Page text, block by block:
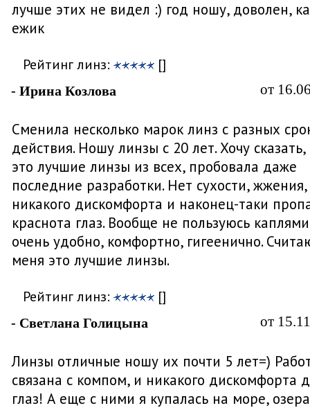
лучше этих не видел :) год ношу, доволен,
ежик
Рейтинг линз: []
- Ирина Козлова от
Сменила несколько марок линз с разных
действия. Ношу линзы с 20 лет. Хочу сказать,
это лучшие линзы из всех, пробовала даже
последние разработки. Нет сухости, жжения,
никакого дискомфорта и наконец-таки
краснота глаз. Вообще не пользуюсь
очень удобно, комфортно, гигеенично.
меня это лучшие линзы.
Рейтинг линз: []
- Светлана Голицына от
Линзы отличные ношу их почти 5 лет=)
связана с компом, и никакого дискомфорта
глаз! А еще с ними я купалась на море,